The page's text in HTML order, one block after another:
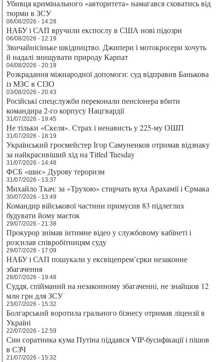
Убивця кримінального «авторитета» намагався сховатись від
тюрми в ЗСУ
06/08/2026 - 14:28
НАБУ і САП вручили експослу в США нові підозри
06/08/2026 - 12:19
Звичайнісіньке шкідництво. Джипери і мотокросери хочуть
й надалі знищувати природу Карпат
04/08/2026 - 20:19
Розкрадання міжнародної допомоги: суд відправив Банькова
із МЗС в СІЗО
03/08/2026 - 20:43
Російські спецслужби переконали пенсіонера вбити
командира 2-го корпусу Нацгвардії
31/07/2026 - 19:45
Не тільки «Скеля». Страх і ненависть у 225-му ОШП
31/07/2026 - 18:19
Український гросмейстер Ігор Самуненков отримав відзнаку
за найкрасивіший хід на Titled Tuesday
31/07/2026 - 14:48
ФСБ «шиє» Дурову тероризм
31/07/2026 - 13:37
Михайло Ткач: за «Трухою» стирчать вуха Арахамії і Єрмака
30/07/2026 - 13:49
Командир військової частини примусив 83 підлеглих
будувати йому маєток
29/07/2026 - 21:38
Прокурор знімав інтимне відео у службовому кабінеті і
розсилав співробітницям суду
29/07/2026 - 17:09
НАБУ і САП пошукали у ексвіцепрем’єрки незаконне
збагачення
28/07/2026 - 19:48
Суддя, спійманий на незаконному збагаченні, не знайшов 12
млн грн для ЗСУ
23/07/2026 - 15:32
Болгарський воротила грального бізнесу отримав ліцензії в
Україні
22/07/2026 - 12:59
Син соратника кума Путіна піддався VIP-бусифікації і пішов
в СЗЧ
21/07/2026 - 15:32